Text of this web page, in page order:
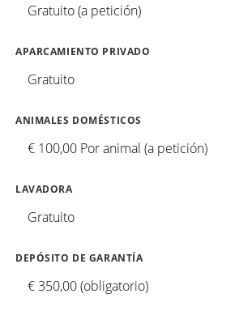
Gratuito (a petición)
APARCAMIENTO PRIVADO
Gratuito
ANIMALES DOMÉSTICOS
€ 100,00 Por animal (a petición)
LAVADORA
Gratuito
DEPÓSITO DE GARANTÍA
€ 350,00 (obligatorio)